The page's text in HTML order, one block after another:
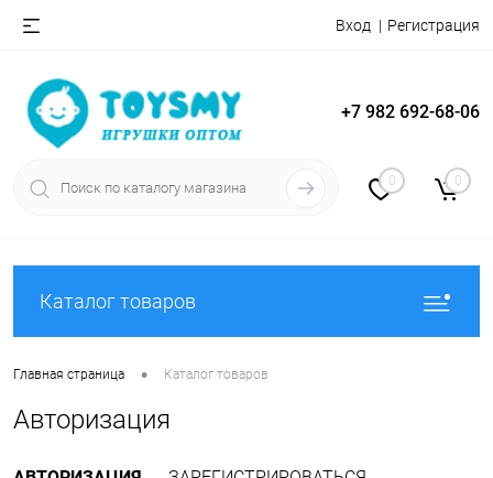
Вход Регистрация
+7 982 692-68-06
0 0
Каталог товаров
Главная страница • Каталог товаров
Авторизация